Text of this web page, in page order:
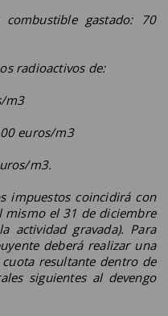
gastado: 70
radioactivos de:
m3
euros/m3
m3.
impuestos coincidirá con
mismo el 31 de diciembre
actividad gravada). Para
deberá realizar una
resultante dentro de
siguientes al devengo